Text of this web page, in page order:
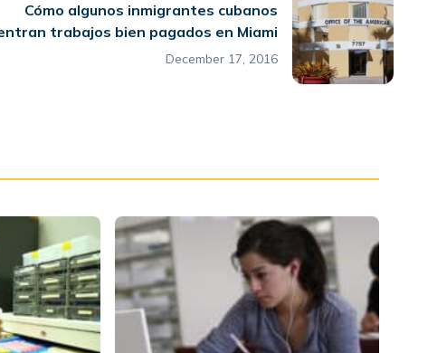
Cómo algunos inmigrantes cubanos
trabajos bien pagados en Miami
December 17, 2016